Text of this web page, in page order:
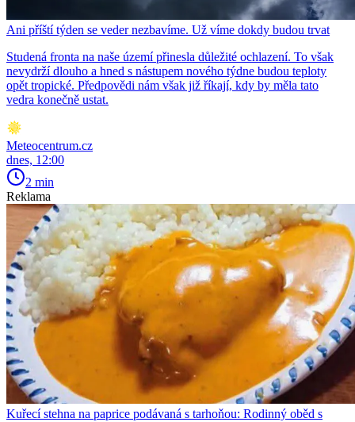
Ani příští týden se veder nezbavíme. Už víme dokdy budou trvat
Studená fronta na naše území přinesla důležité ochlazení. To však
nevydrží dlouho a hned s nástupem nového týdne budou teploty
opět tropické. Předpovědi nám však již říkají, kdy by měla tato
vedra konečně ustat.
Meteocentrum.cz
dnes, 12:00
2 min
Reklama
Kuřecí stehna na paprice podávaná s tarhoňou: Rodinný oběd s